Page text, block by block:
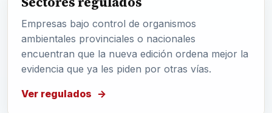
Empresas bajo control de organismos
ambientales provinciales o nacionales
encuentran que la nueva edición ordena mejor la
evidencia que ya les piden por otras vías.
Ver regulados